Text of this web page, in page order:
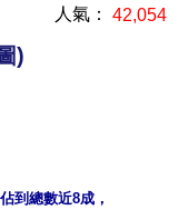
人氣： 42,054
)
到總數近8成，